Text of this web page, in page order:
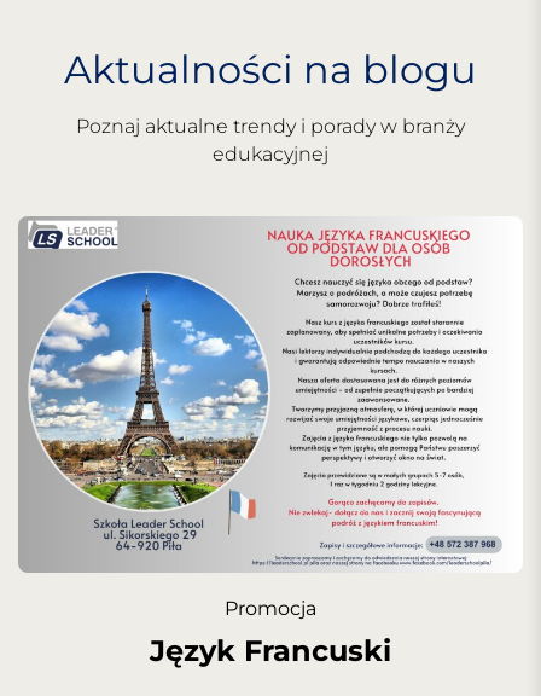
Aktualności na blogu
Poznaj aktualne trendy i porady w branży
edukacyjnej
Promocja
Język Francuski